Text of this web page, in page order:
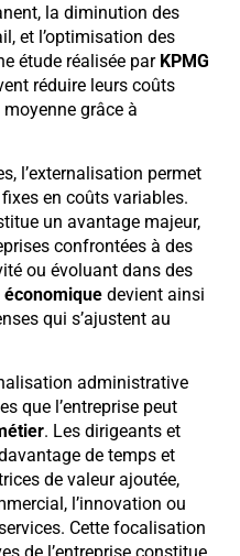
la diminution des
et l’optimisation des
étude réalisée par KPMG
réduire leurs coûts
grâce à
l’externalisation permet
en coûts variables.
un avantage majeur,
confrontées à des
ou évoluant dans des
devient ainsi
qui s’ajustent au
administrative
que l’entreprise peut
. Les dirigeants et
de temps et
de valeur ajoutée,
l’innovation ou
Cette focalisation